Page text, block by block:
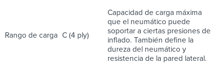
Rango de carga C (4 ply)
Capacidad de carga máxima
que el neumático puede
soportar a ciertas presiones de
inflado. También define la
dureza del neumático y
resistencia de la pared lateral.